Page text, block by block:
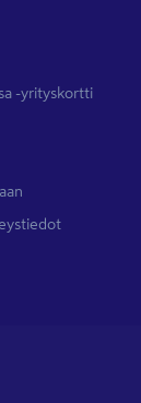
-yrityskortti